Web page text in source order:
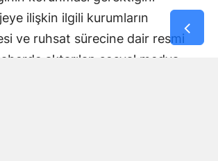
ilişkin ilgili kurumların
ve ruhsat sürecine dair resmi
aktarılan sosyal medya